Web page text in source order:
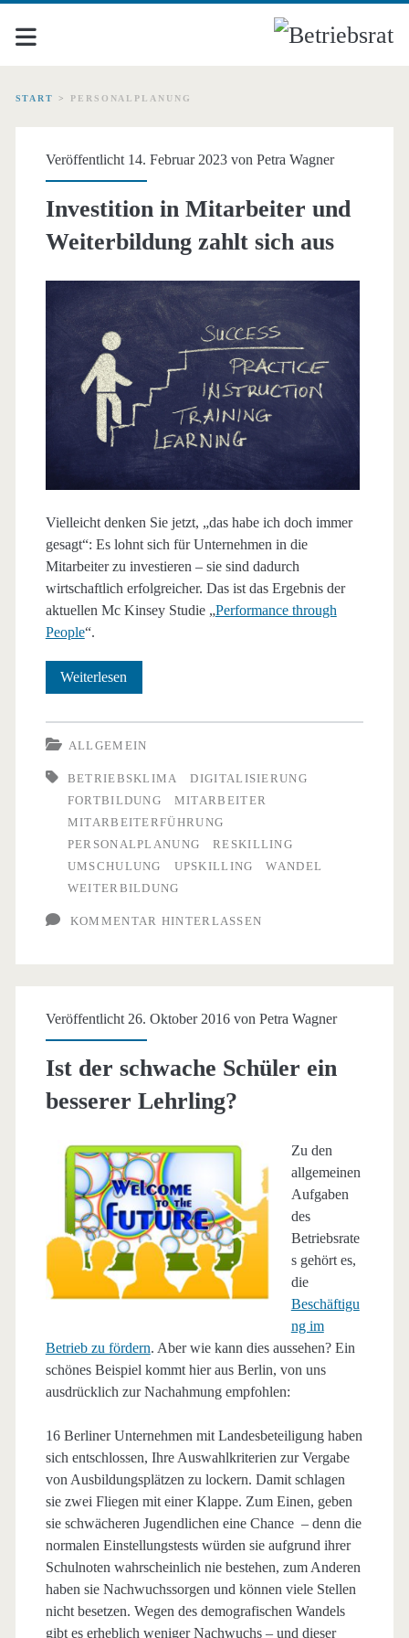
START > PERSONALPLANUNG
Schlagwort:
Veröffentlicht 14. Februar 2023 von Petra Wagner
Investition in Mitarbeiter und
Weiterbildung zahlt sich aus
Vielleicht denken Sie jetzt, „das habe ich doch immer
gesagt“: Es lohnt sich für Unternehmen in die
Mitarbeiter zu investieren – sie sind dadurch
wirtschaftlich erfolgreicher. Das ist das Ergebnis der
aktuellen Mc Kinsey Studie „Performance through
People“.
Weiterlesen
Mitarbeiter
und
Weiterbildung
zahlt
sich
ALLGEMEIN
BETRIEBSKLIMA
DIGITALISIERUNG
FORTBILDUNG
MITARBEITER
MITARBEITERFÜHRUNG
PERSONALPLANUNG
RESKILLING
UMSCHULUNG
UPSKILLING
WANDEL
WEITERBILDUNG
KOMMENTAR HINTERLASSEN
Veröffentlicht 26. Oktober 2016 von Petra Wagner
Ist der schwache Schüler ein
besserer Lehrling?
Zu den
allgemeinen
Aufgaben
des
Betriebsrate
s gehört es,
die
Beschäftigu
ng im
Betrieb zu fördern. Aber wie kann dies aussehen? Ein
schönes Beispiel kommt hier aus Berlin, von uns
ausdrücklich zur Nachahmung empfohlen:
16 Berliner Unternehmen mit Landesbeteiligung haben
sich entschlossen, Ihre Auswahlkriterien zur Vergabe
von Ausbildungsplätzen zu lockern. Damit schlagen
sie zwei Fliegen mit einer Klappe. Zum Einen, geben
sie schwächeren Jugendlichen eine Chance – denn die
normalen Einstellungstests würden sie aufgrund ihrer
Schulnoten wahrscheinlich nie bestehen, zum Anderen
haben sie Nachwuchssorgen und können viele Stellen
nicht besetzen. Wegen des demografischen Wandels
gibt es erheblich weniger Nachwuchs – und dieser